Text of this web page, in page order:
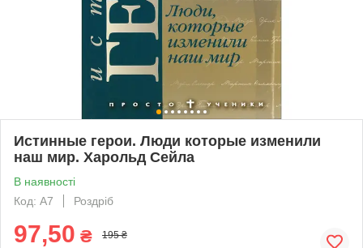
Истинные герои. Люди которые изменили
наш мир. Харольд Сейла
В наявності
Код: А7
Роздріб
97,50 ₴ 195 ₴